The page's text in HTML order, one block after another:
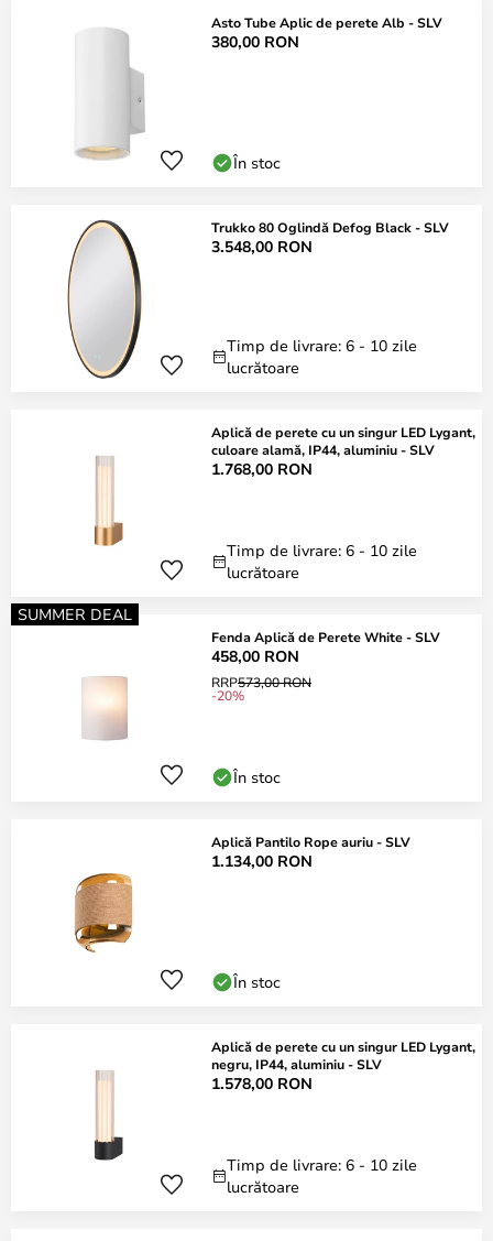
Asto Tube Aplic de perete Alb - SLV
380,00 RON
În stoc
Trukko 80 Oglindă Defog Black - SLV
3.548,00 RON
Timp de livrare: 6 - 10 zile
lucrătoare
Aplică de perete cu un singur LED Lygant,
culoare alamă, IP44, aluminiu - SLV
1.768,00 RON
Timp de livrare: 6 - 10 zile
lucrătoare
SUMMER DEAL
Fenda Aplică de Perete White - SLV
458,00 RON
RRP573,00 RON
-20%
În stoc
Aplică Pantilo Rope auriu - SLV
1.134,00 RON
În stoc
Aplică de perete cu un singur LED Lygant,
negru, IP44, aluminiu - SLV
1.578,00 RON
Timp de livrare: 6 - 10 zile
lucrătoare